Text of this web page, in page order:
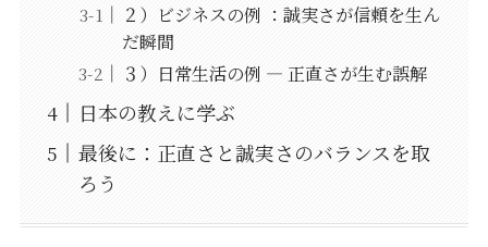
２）ビジネスの例 ：誠実さが信頼を生ん
だ瞬間
３）日常生活の例 ― 正直さが生む誤解
日本の教えに学ぶ
最後に：正直さと誠実さのバランスを取
ろう